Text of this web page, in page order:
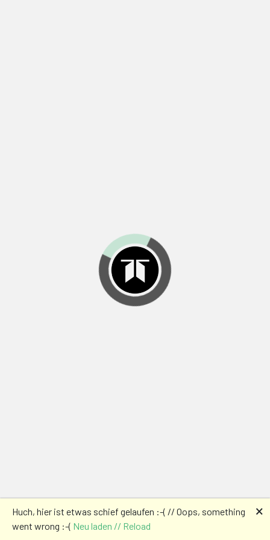
Huch, hier ist etwas schief gelaufen :-( // Oops, something
went wrong :-( Neu laden // Reload
🗙